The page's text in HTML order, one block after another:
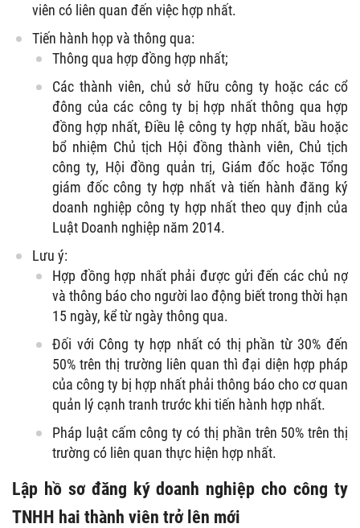
viên có liên quan đến việc hợp nhất.
Tiến hành họp và thông qua:
Thông qua hợp đồng hợp nhất;
Các thành viên, chủ sở hữu công ty hoặc các cổ
đông của các công ty bị hợp nhất thông qua hợp
đồng hợp nhất, Điều lệ công ty hợp nhất, bầu hoặc
bổ nhiệm Chủ tịch Hội đồng thành viên, Chủ tịch
công ty, Hội đồng quản trị, Giám đốc hoặc Tổng
giám đốc công ty hợp nhất và tiến hành đăng ký
doanh nghiệp công ty hợp nhất theo quy định của
Luật Doanh nghiệp năm 2014.
Lưu ý:
Hợp đồng hợp nhất phải được gửi đến các chủ nợ
và thông báo cho người lao động biết trong thời hạn
15 ngày, kể từ ngày thông qua.
Đối với Công ty hợp nhất có thị phần từ 30% đến
50% trên thị trường liên quan thì đại diện hợp pháp
của công ty bị hợp nhất phải thông báo cho cơ quan
quản lý cạnh tranh trước khi tiến hành hợp nhất.
Pháp luật cấm công ty có thị phần trên 50% trên thị
trường có liên quan thực hiện hợp nhất.
Lập hồ sơ đăng ký doanh nghiệp cho công ty
TNHH hai thành viên trở lên mới